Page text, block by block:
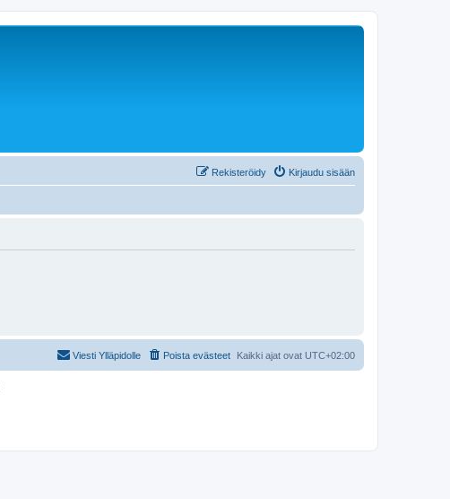
Kirjaudu sisään
Rekisteröidy
Kaikki ajat ovat UTC+02:00
Poista evästeet
Viesti Ylläpidolle